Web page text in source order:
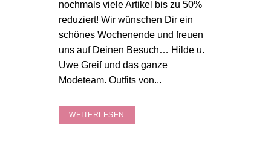
nochmals viele Artikel bis zu 50%
reduziert! Wir wünschen Dir ein
schönes Wochenende und freuen
uns auf Deinen Besuch… Hilde u.
Uwe Greif und das ganze
Modeteam. Outfits von...
WEITERLESEN